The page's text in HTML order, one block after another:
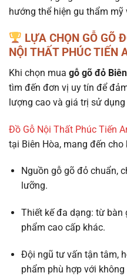
hướng thể hiện gu thẩm mỹ
LỰA CHỌN GỖ GÕ
NỘI THẤT PHÚC TIẾN
Khi chọn mua gỗ gõ đỏ
tìm đến đơn vị uy tín để
lượng cao và giá trị sử
Đồ Gỗ Nội Thất Phúc Tiến
tại Biên Hòa, mang đến cho
Nguồn gỗ gõ đỏ chuẩn,
lưỡng.
Thiết kế đa dạng: từ bàn
phẩm cao cấp khác.
Đội ngũ tư vấn tận tâm,
phẩm phù hợp với